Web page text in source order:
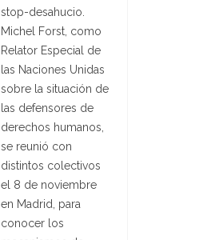
stop-desahucio.
Michel Forst, como
Relator Especial de
las Naciones Unidas
sobre la situación de
las defensores de
derechos humanos,
se reunió con
distintos colectivos
el 8 de noviembre
en Madrid, para
conocer los